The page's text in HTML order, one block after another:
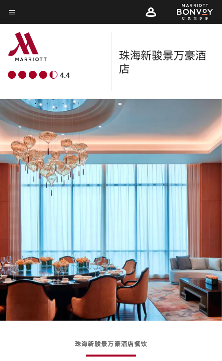
Skip
to
main
content
菜单文本
4.4
珠海新骏景万豪酒
店
珠海新骏景万豪酒店餐饮